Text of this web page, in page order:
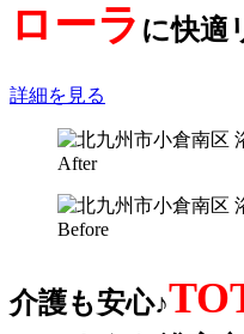
ローラ に快適
詳細を見る
介護も安心♪